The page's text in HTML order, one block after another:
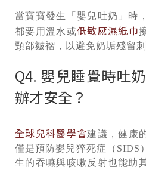
當寶寶發生「嬰兒吐奶」時
都要用溫水或低敏感濕紙巾
頸部皺褶，以避免奶垢殘留
Q4. 嬰兒睡覺時吐
辦才安全？
全球兒科醫學會建議，健康
僅是預防嬰兒猝死症（SIDS
生的吞嚥與咳嗽反射也能助